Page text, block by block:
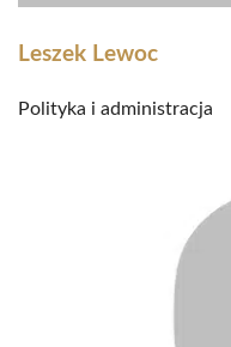
Leszek Lewoc
Polityka i administracja